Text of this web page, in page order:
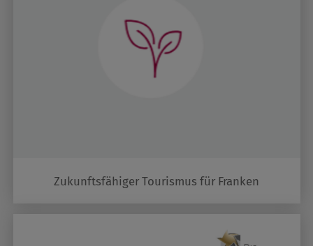
Zukunftsfähiger Tourismus für Franken